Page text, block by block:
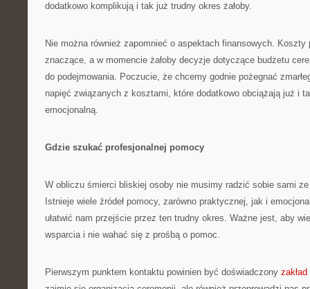
dodatkowo komplikują i tak już trudny okres żałoby.
Nie można również zapomnieć o aspektach finansowych. Koszty
znaczące, a w momencie żałoby decyzje dotyczące budżetu
do podejmowania. Poczucie, że chcemy godnie pożegnać
napięć związanych z kosztami, które dodatkowo obciążają już i
emocjonalną.
Gdzie szukać profesjonalnej pomocy
W obliczu śmierci bliskiej osoby nie musimy radzić sobie sami
Istnieje wiele źródeł pomocy, zarówno praktycznej, jak i
ułatwić nam przejście przez ten trudny okres. Ważne jest, aby
wsparcia i nie wahać się z prośbą o pomoc.
Pierwszym punktem kontaktu powinien być doświadczony